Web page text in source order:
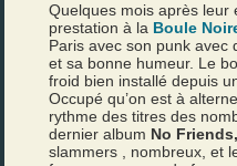
Quelques mois après leur
prestation à la Boule
Paris avec son punk avec
et sa bonne humeur. Le
froid bien installé depuis
Occupé qu’on est à
rythme des titres des
dernier album No
slammers , nombreux, et